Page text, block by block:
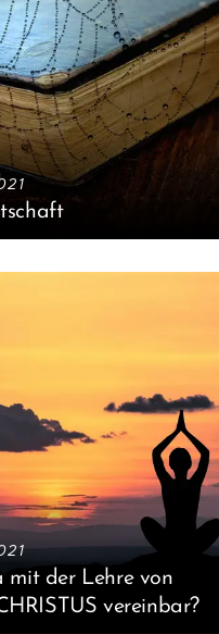
mit der Lehre von
vereinbar?